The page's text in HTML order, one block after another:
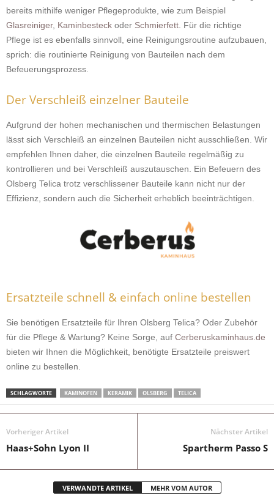
bereits mithilfe weniger Pflegeprodukte, wie zum Beispiel
Glasreiniger, Kaminbesteck oder Schmierfett . Für die richtige
Pflege ist es ebenfalls sinnvoll, eine Reinigungsroutine aufzubauen,
sprich: die routinierte Reinigung von Bauteilen nach dem
Befeuerungsprozess.
Der Verschleiß einzelner Bauteile
Aufgrund der hohen mechanischen und thermischen Belastungen
lässt sich Verschleiß an einzelnen Bauteilen nicht ausschließen. Wir
empfehlen Ihnen daher, die einzelnen Bauteile regelmäßig zu
kontrollieren und bei Verschleiß auszutauschen. Ein Befeuern des
Olsberg Telica trotz verschlissener Bauteile kann nicht nur der
Effizienz, sondern auch die Sicherheit erheblich beeinträchtigen.
Ersatzteile schnell & einfach online bestellen
Sie benötigen Ersatzteile für Ihren Olsberg Telica? Oder Zubehör
für die Pflege & Wartung? Keine Sorge, auf Cerberuskaminhaus.de
bieten wir Ihnen die Möglichkeit, benötigte Ersatzteile preiswert
online zu bestellen.
SCHLAGWORTE KAMINOFEN KERAMIK OLSBERG TELICA
Vorheriger Artikel
Haas+Sohn Lyon II
Nächster Artikel
Spartherm Passo S
VERWANDTE ARTIKEL MEHR VOM AUTOR